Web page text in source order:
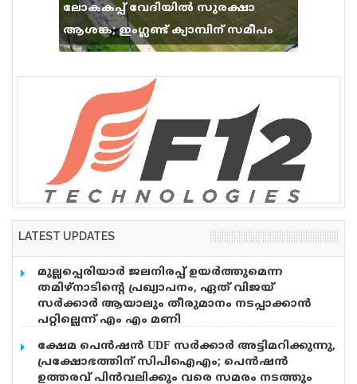
ലോകകപ്പ് വേദിയിൽ സുരക്ഷാ
ആശങ്ക; ഇംഗ്ലണ്ട് ക്യാമ്പിന് സമീപം
വെടിവെപ്പ്, 9 പേർക്ക് പരിക്ക്
LATEST UPDATES
മുല്ലപ്പെരിയാർ ജലനിരപ്പ് ഉയർത്തുമെന്ന
തമിഴ്നാടിന്റെ പ്രഖ്യാപനം, ഏത് വിജയ്
സർക്കാർ ആയാലും തീരുമാനം നടപ്പാക്കാൻ
പറ്റില്ലെന്ന് എം എം മണി
മുല്ലപ്പെരിയാറിൽ ജലനിരപ്പ് ഉയർത്തും എന്ന
തമിഴ്നാടിന്റെ പ്രഖ്യാപനത്തിൽ പ്രതികരിച്ച് മുൻമന്ത്രി
എം എം മണി. തമിഴ്നാട് സർക്കാരിന്
ക്ഷേമ പെൻഷൻ UDF സർക്കാർ അട്ടിമറിക്കുന്നു,
പ്രക്ഷോഭത്തിന് സിപിഐഎം; പെൻഷൻ
ഉത്തരവ് പിൻവലിക്കും വരെ സമരം നടത്തും